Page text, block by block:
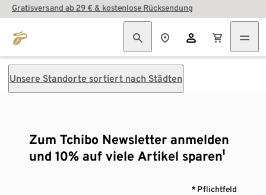
Gratisversand ab 29 € & kostenlose Rücksendung
Unsere Standorte sortiert nach Städten
Zum Tchibo Newsletter anmelden
und 10% auf viele Artikel sparen¹
* Pflichtfeld